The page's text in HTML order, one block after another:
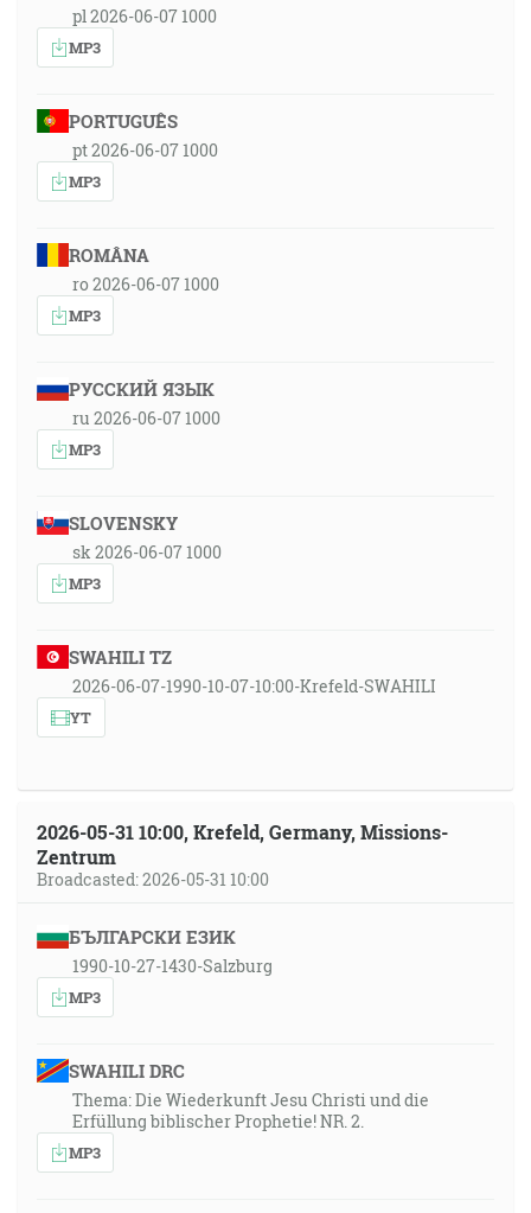
pl 2026-06-07 1000
MP3
PORTUGUÊS
pt 2026-06-07 1000
MP3
ROMÂNA
ro 2026-06-07 1000
MP3
РУССКИЙ ЯЗЫК
ru 2026-06-07 1000
MP3
SLOVENSKY
sk 2026-06-07 1000
MP3
SWAHILI TZ
2026-06-07-1990-10-07-10:00-Krefeld-SWAHILI
YT
2026-05-31 10:00, Krefeld, Germany, Missions-
Zentrum
Broadcasted: 2026-05-31 10:00
БЪЛГАРСКИ ЕЗИК
1990-10-27-1430-Salzburg
MP3
SWAHILI DRC
Thema: Die Wiederkunft Jesu Christi und die
Erfüllung biblischer Prophetie! NR. 2.
MP3